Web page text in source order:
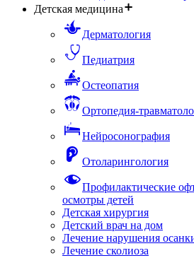
Детская медицина
Дерматология
Педиатрия
Остеопатия
Ортопедия-
Нейросонография
Отоларингология
Профилактические
осмотры детей
Детская хирургия
Детский врач на дом
Лечение нарушения
Лечение сколиоза